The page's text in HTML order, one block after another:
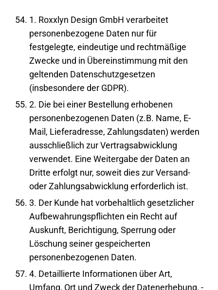
1. Roxxlyn Design GmbH verarbeitet
personenbezogene Daten nur für
festgelegte, eindeutige und rechtmäßige
Zwecke und in Übereinstimmung mit den
geltenden Datenschutzgesetzen
(insbesondere der GDPR).
2. Die bei einer Bestellung erhobenen
personenbezogenen Daten (z.B. Name, E-
Mail, Lieferadresse, Zahlungsdaten) werden
ausschließlich zur Vertragsabwicklung
verwendet. Eine Weitergabe der Daten an
Dritte erfolgt nur, soweit dies zur Versand-
oder Zahlungsabwicklung erforderlich ist.
3. Der Kunde hat vorbehaltlich gesetzlicher
Aufbewahrungspflichten ein Recht auf
Auskunft, Berichtigung, Sperrung oder
Löschung seiner gespeicherten
personenbezogenen Daten.
4. Detaillierte Informationen über Art,
Umfang, Ort und Zweck der Datenerhebung, -